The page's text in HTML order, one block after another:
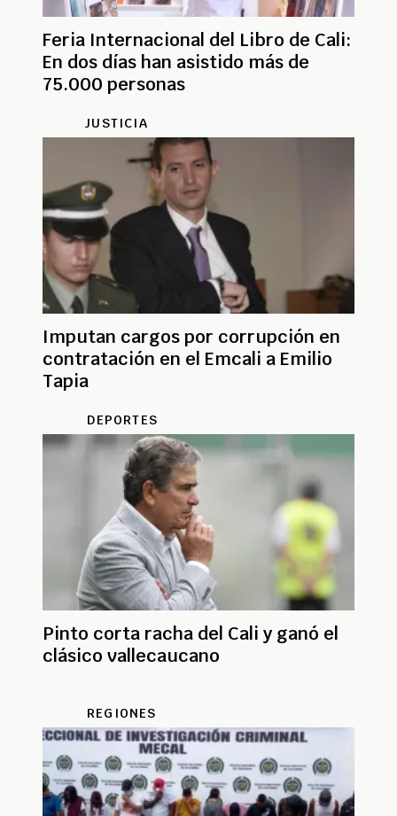
Feria Internacional del Libro de Cali:
En dos días han asistido más de
75.000 personas
JUSTICIA
Imputan cargos por corrupción en
contratación en el Emcali a Emilio
Tapia
DEPORTES
Pinto corta racha del Cali y ganó el
clásico vallecaucano
REGIONES